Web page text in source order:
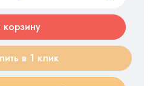
корзину
в 1 клик